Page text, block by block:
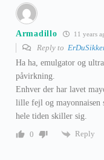
Armadillo 11 years
Reply to
Ha ha, emulgator og
påvirkning.
Enhver der har lavet
lille fejl og mayonnaisen
hele tiden skiller sig.
0
Reply